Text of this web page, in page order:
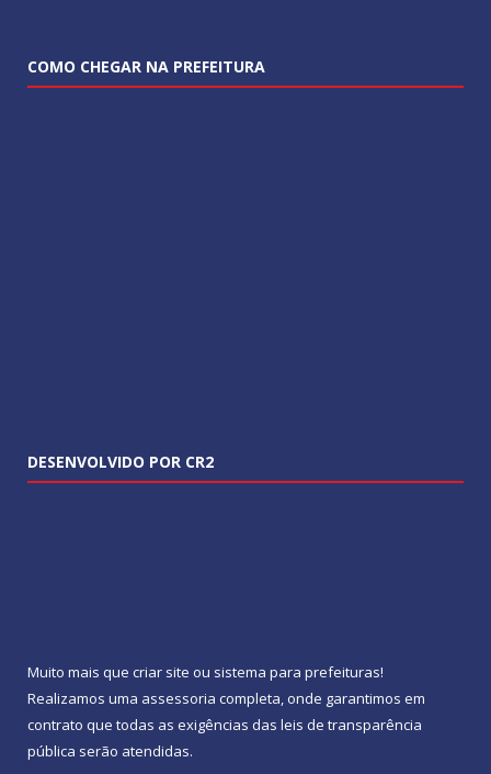
COMO CHEGAR NA PREFEITURA
DESENVOLVIDO POR CR2
Muito mais que criar site ou sistema para prefeituras!
Realizamos uma assessoria completa, onde garantimos em
contrato que todas as exigências das leis de transparência
pública serão atendidas.